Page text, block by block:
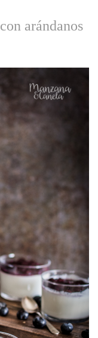
arándanos